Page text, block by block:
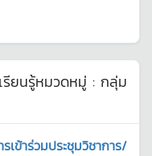
รียนรู้หมวดหมู่ : กลุ่ม
เข้าร่วมประชุมวิชาการ/